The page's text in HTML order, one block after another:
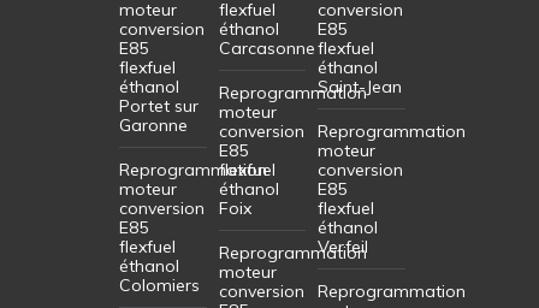
moteur
conversion
E85
flexfuel
éthanol
Portet sur
Garonne
Reprogrammation
moteur
conversion
E85
flexfuel
éthanol
Colomiers
flexfuel
éthanol
Carcasonne
Reprogrammation
moteur
conversion
E85
flexfuel
éthanol
Foix
Reprogrammation
moteur
conversion
conversion
E85
flexfuel
éthanol
Saint-Jean
Reprogrammation
moteur
conversion
E85
flexfuel
éthanol
Verfeil
Reprogrammation